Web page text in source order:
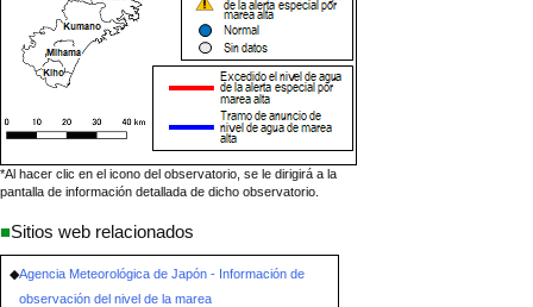
*Al hacer clic en el icono del observatorio, se le dirigirá a la
pantalla de información detallada de dicho observatorio.
■Sitios web relacionados
Agencia Meteorológica de Japón - Información de
observación del nivel de la marea